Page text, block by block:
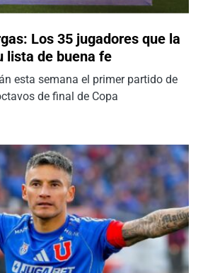
Los 35 jugadores que la
lista de buena fe
esta semana el primer partido de
de final de Copa